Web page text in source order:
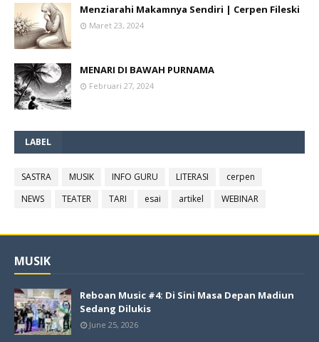
Menziarahi Makamnya Sendiri | Cerpen Fileski
Maret 23, 2024
MENARI DI BAWAH PURNAMA
Februari 27, 2024
LABEL
SASTRA MUSIK INFO GURU LITERASI
cerpen
NEWS
TEATER TARI esai artikel WEBINAR
MUSIK
Reboan Music #4: Di Sini Masa Depan Madiun
Sedang Dilukis
June 25, 2026